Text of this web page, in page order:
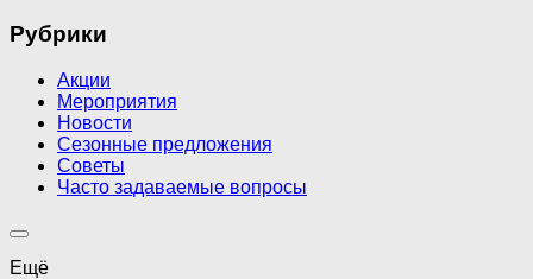
Рубрики
Акции
Мероприятия
Новости
Сезонные предложения
Советы
Часто задаваемые вопросы
Ещё